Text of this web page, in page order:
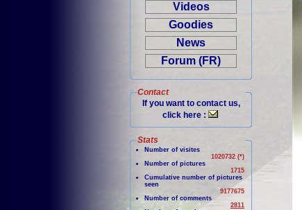
Videos
Goodies
News
Forum (FR)
Contact
If you want to contact us,
click here :
Stats
Number of visites
1020732 (*)
Number of pictures
1715
Cumulative number of pictures
seen
9177675
Number of comments
2811